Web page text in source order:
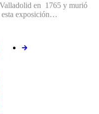
en 1765 y murió
esta exposición…